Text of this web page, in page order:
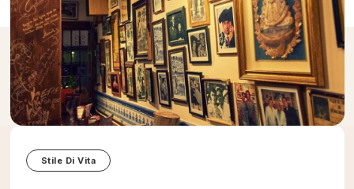
Stile Di Vita